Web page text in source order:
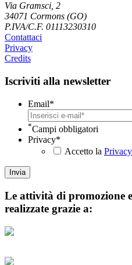
Via Gramsci, 2
34071 Cormons (GO)
P.IVA/C.F. 01113230310
Contattaci
Privacy
Credits
Iscriviti alla newsletter
Email*
*Campi obbligatori
Privacy*
Accetto la
Le attività di promozione
realizzate grazie a: